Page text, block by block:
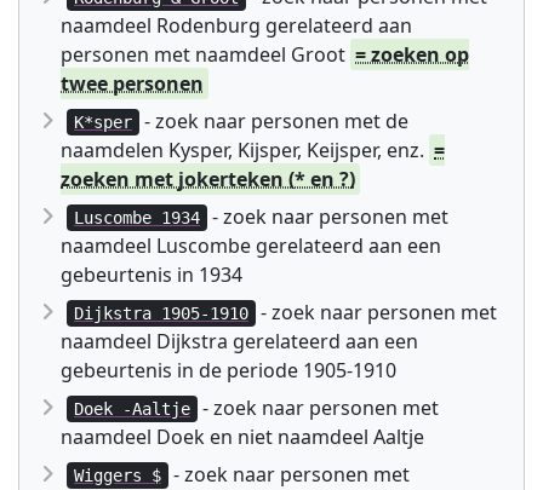
naamdeel Rodenburg gerelateerd aan
personen met naamdeel Groot = zoeken op
twee personen
K*sper
- zoek naar personen met de
naamdelen Kysper, Kijsper, Keijsper, enz. =
zoeken met jokerteken (* en ?)
Luscombe 1934
- zoek naar personen met
naamdeel Luscombe gerelateerd aan een
gebeurtenis in 1934
Dijkstra 1905-1910
- zoek naar personen met
naamdeel Dijkstra gerelateerd aan een
gebeurtenis in de periode 1905-1910
Doek -Aaltje
- zoek naar personen met
naamdeel Doek en niet naamdeel Aaltje
Wiggers $
- zoek naar personen met